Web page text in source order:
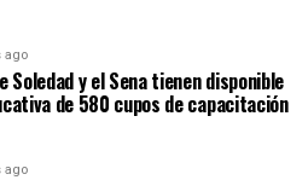
ago
Soledad y el Sena tienen disponible
de 580 cupos de capacitación
ago